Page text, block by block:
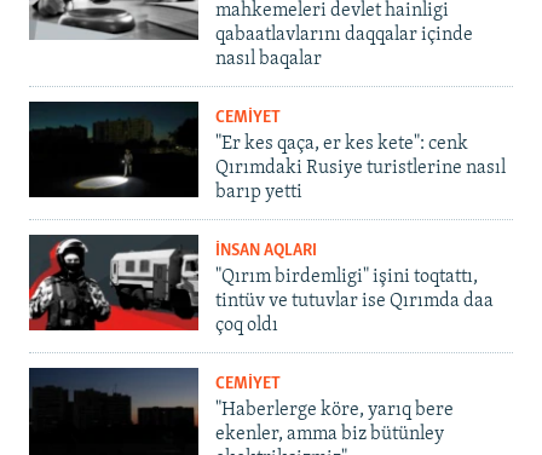
mahkemeleri devlet hainligi
qabaatlavlarını daqqalar içinde
nasıl baqalar
CEMİYET
"Er kes qaça, er kes kete": cenk
Qırımdaki Rusiye turistlerine nasıl
barıp yetti
İNSAN AQLARI
"Qırım birdemligi" işini toqtattı,
tintüv ve tutuvlar ise Qırımda daa
çoq oldı
CEMİYET
"Haberlerge köre, yarıq bere
ekenler, amma biz bütünley